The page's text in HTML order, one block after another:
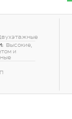
Высокие,
и